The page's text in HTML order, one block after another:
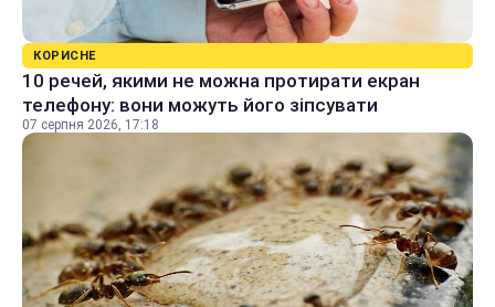
КОРИСНЕ
10 речей, якими не можна протирати екран
телефону: вони можуть його зіпсувати
07 серпня 2026, 17:18